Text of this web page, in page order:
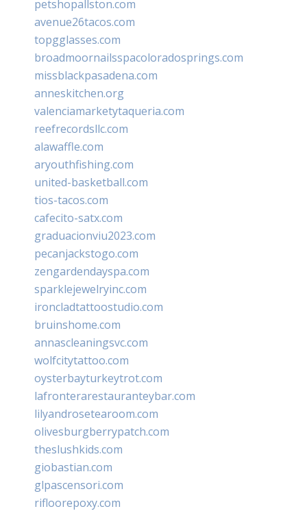
petshopallston.com
avenue26tacos.com
topgglasses.com
broadmoornailsspacoloradosprings.com
missblackpasadena.com
anneskitchen.org
valenciamarketytaqueria.com
reefrecordsllc.com
alawaffle.com
aryouthfishing.com
united-basketball.com
tios-tacos.com
cafecito-satx.com
graduacionviu2023.com
pecanjackstogo.com
zengardendayspa.com
sparklejewelryinc.com
ironcladtattoostudio.com
bruinshome.com
annascleaningsvc.com
wolfcitytattoo.com
oysterbayturkeytrot.com
lafronterarestauranteybar.com
lilyandrosetearoom.com
olivesburgberrypatch.com
theslushkids.com
giobastian.com
glpascensori.com
rifloorepoxy.com